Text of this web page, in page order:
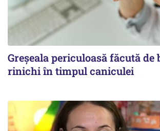
Greșeala periculoasă făcută de
rinichi în timpul caniculei